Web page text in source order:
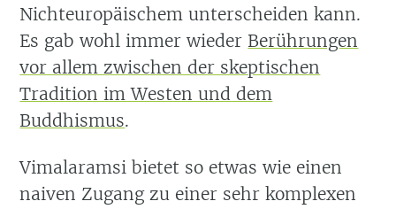
Nichteuropäischem unterscheiden kann.
Es gab wohl immer wieder Berührungen
vor allem zwischen der skeptischen
Tradition im Westen und dem
Buddhismus.
Vimalaramsi bietet so etwas wie einen
naiven Zugang zu einer sehr komplexen